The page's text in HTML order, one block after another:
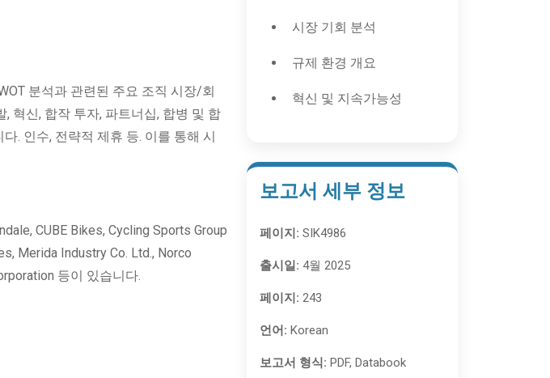
분석과 관련된 주요 조직 시장/회
혁신, 합작 투자, 파트너십, 합병 및 합
. 인수, 전략적 제휴 등. 이를 통해 시
CUBE Bikes, Cycling Sports Group
Merida Industry Co. Ltd., Norco
등이 있습니다.
시장 기회 분석
규제 환경 개요
혁신 및 지속가능성
보고서 세부 정보
페이지: SIK4986
출시일: 4월 2025
페이지: 243
언어: Korean
보고서 형식: PDF, Databook